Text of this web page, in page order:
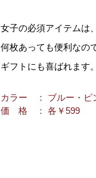
女子の必須アイテムは
何枚あっても便利なの
ギフトにも喜ばれます。
カラー
： ブルー・ピ
価 格
： 各￥599